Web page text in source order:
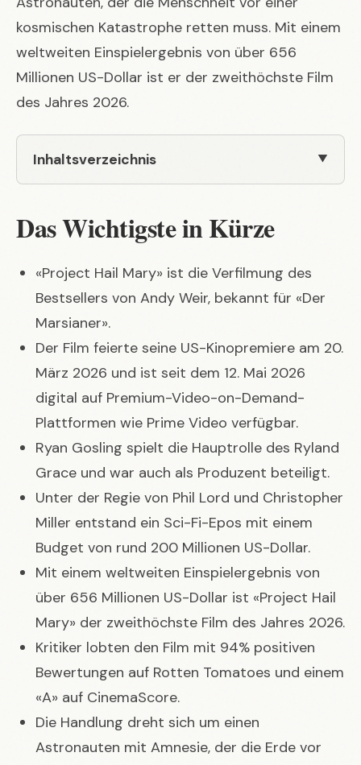
kosmischen Katastrophe retten muss. Mit einem
weltweiten Einspielergebnis von über 656
Millionen US-Dollar ist er der zweithöchste Film
des Jahres 2026.
Inhaltsverzeichnis
Das Wichtigste in Kürze
«Project Hail Mary» ist die Verfilmung des
Bestsellers von Andy Weir, bekannt für «Der
Marsianer».
Der Film feierte seine US-Kinopremiere am 20.
März 2026 und ist seit dem 12. Mai 2026
digital auf Premium-Video-on-Demand-
Plattformen wie Prime Video verfügbar.
Ryan Gosling spielt die Hauptrolle des Ryland
Grace und war auch als Produzent beteiligt.
Unter der Regie von Phil Lord und Christopher
Miller entstand ein Sci-Fi-Epos mit einem
Budget von rund 200 Millionen US-Dollar.
Mit einem weltweiten Einspielergebnis von
über 656 Millionen US-Dollar ist «Project Hail
Mary» der zweithöchste Film des Jahres 2026.
Kritiker lobten den Film mit 94% positiven
Bewertungen auf Rotten Tomatoes und einem
«A» auf CinemaScore.
Die Handlung dreht sich um einen
Astronauten mit Amnesie, der die Erde vor